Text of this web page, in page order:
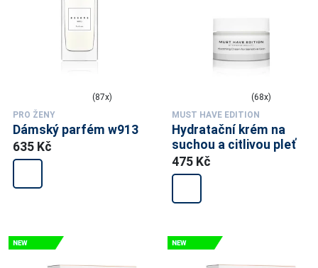
(87x)
PRO ŽENY
Dámský parfém w913
635 Kč
(68x)
MUST HAVE EDITION
Hydratační krém na
suchou a citlivou pleť
475 Kč